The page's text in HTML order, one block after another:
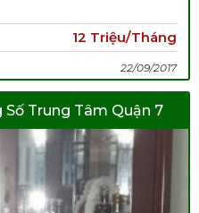
12 Triệu/Tháng
22/09/2017
Trung Tâm Quận 7